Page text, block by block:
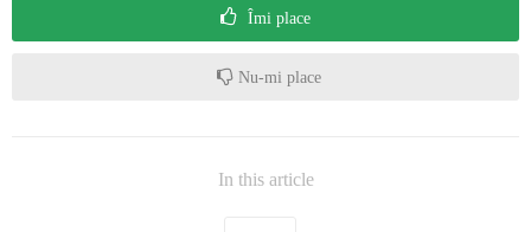
Îmi place
Nu-mi place
In this article